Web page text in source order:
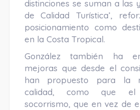
distinciones se suman a las
de Calidad Turística’,
posicionamiento como
en la Costa Tropical.
González también ha
mejoras que desde el
han propuesto para la
calidad, como que
socorrismo, que en vez de